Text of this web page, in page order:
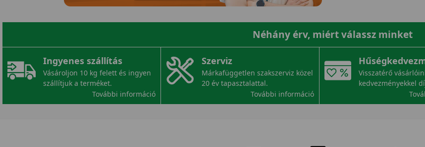
Néhány érv, miért válassz minket
Ingyenes szállítás
Vásároljon 10 kg felett és ingyen
szállítjuk a terméket.
További információ
Szerviz
Márkafüggetlen szakszerviz közel
20 év tapasztalattal.
További információ
Visszatérő
kedvezményekkel